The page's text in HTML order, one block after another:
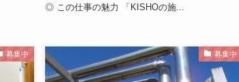
◎ この仕事の魅力 「KISHOの施...
募集中 募集中